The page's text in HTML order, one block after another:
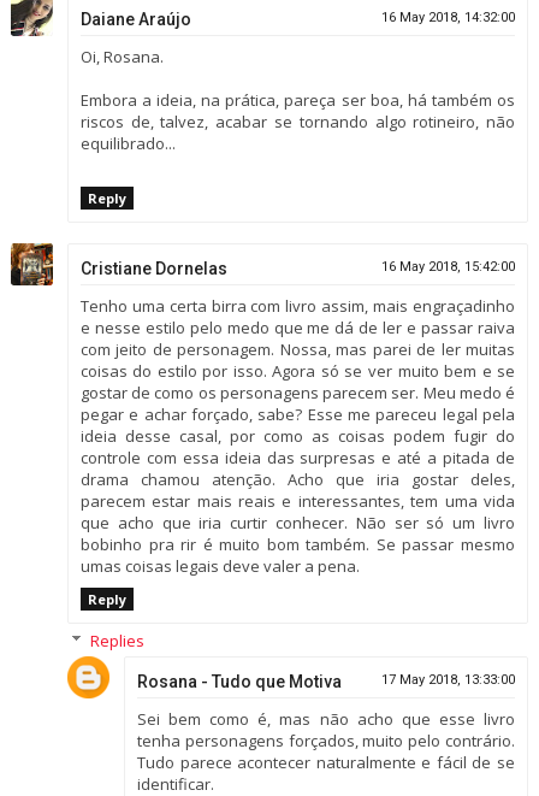
Daiane Araújo 16 May 2018, 14:32:00
Oi, Rosana.
Embora a ideia, na prática, pareça ser boa, há também os
riscos de, talvez, acabar se tornando algo rotineiro, não
equilibrado...
Reply
Cristiane Dornelas 16 May 2018, 15:42:00
Tenho uma certa birra com livro assim, mais engraçadinho
e nesse estilo pelo medo que me dá de ler e passar raiva
com jeito de personagem. Nossa, mas parei de ler muitas
coisas do estilo por isso. Agora só se ver muito bem e se
gostar de como os personagens parecem ser. Meu medo é
pegar e achar forçado, sabe? Esse me pareceu legal pela
ideia desse casal, por como as coisas podem fugir do
controle com essa ideia das surpresas e até a pitada de
drama chamou atenção. Acho que iria gostar deles,
parecem estar mais reais e interessantes, tem uma vida
que acho que iria curtir conhecer. Não ser só um livro
bobinho pra rir é muito bom também. Se passar mesmo
umas coisas legais deve valer a pena.
Reply
Replies
Rosana - Tudo que Motiva 17 May 2018, 13:33:00
Sei bem como é, mas não acho que esse livro
tenha personagens forçados, muito pelo contrário.
Tudo parece acontecer naturalmente e fácil de se
identificar.